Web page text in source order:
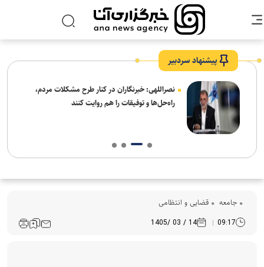
پیشنهاد سردبیر
نصراللهی: خبرنگاران در کنار طرح مشکلات مردم،
راه‌حل‌ها و توفیقات را هم روایت کنند
جامعه قضایی و انتظامی
09:17
14 / 03 /1405